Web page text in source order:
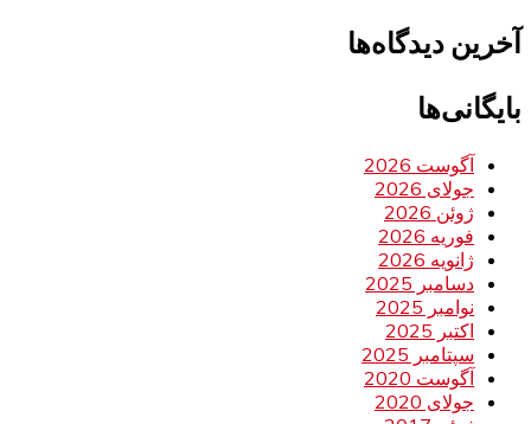
آخرین دیدگاه‌ها
بایگانی‌ها
آگوست 2026
جولای 2026
ژوئن 2026
فوریه 2026
ژانویه 2026
دسامبر 2025
نوامبر 2025
اکتبر 2025
سپتامبر 2025
آگوست 2020
جولای 2020